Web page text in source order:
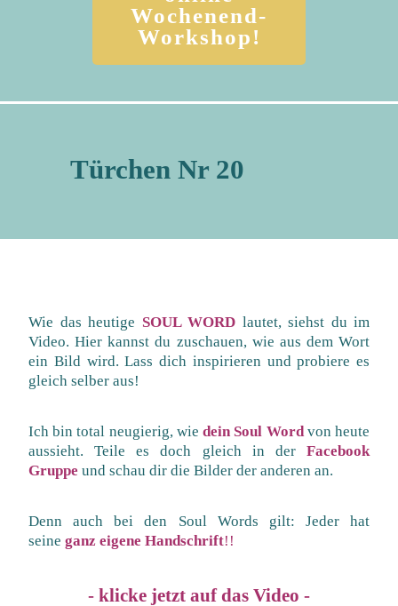
Wochenend-
Workshop!
Türchen Nr 20
Wie das heutige SOUL WORD lautet, siehst du im
Video. Hier kannst du zuschauen, wie aus dem Wort
ein Bild wird. Lass dich inspirieren und probiere es
gleich selber aus!
Ich bin total neugierig, wiedein Soul Word von heute
aussieht. Teile es doch gleich in der
Facebook
Gruppe und schau dir die Bilder der anderen an.
Denn auch bei den Soul Words gilt: Jeder hat
seine ganz eigene Handschrift!!
- klicke jetzt auf das Video -